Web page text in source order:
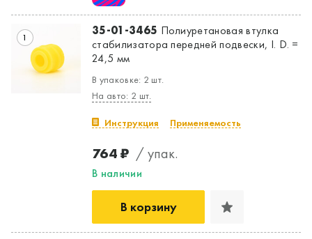
Да, верно Нет, выбрать другой
1 35-01-3465 Полиуретановая втулка
стабилизатора передней подвески, I. D. =
24,5 мм
В упаковке: 2 шт.
На авто: 2 шт.
Инструкция Применяемость
764 ₽ / упак.
В наличии
В корзину